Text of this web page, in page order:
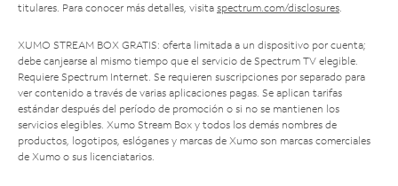
titulares. Para conocer más detalles, visita spectrum.com/disclosures.
XUMO STREAM BOX GRATIS: oferta limitada a un dispositivo por cuenta;
debe canjearse al mismo tiempo que el servicio de Spectrum TV elegible.
Requiere Spectrum Internet. Se requieren suscripciones por separado para
ver contenido a través de varias aplicaciones pagas. Se aplican tarifas
estándar después del período de promoción o si no se mantienen los
servicios elegibles. Xumo Stream Box y todos los demás nombres de
productos, logotipos, eslóganes y marcas de Xumo son marcas comerciales
de Xumo o sus licenciatarios.